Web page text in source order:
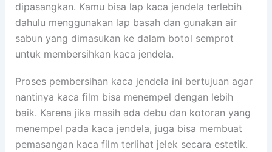
dipasangkan. Kamu bisa lap kaca jendela terlebih
dahulu menggunakan lap basah dan gunakan air
sabun yang dimasukan ke dalam botol semprot
untuk membersihkan kaca jendela.
Proses pembersihan kaca jendela ini bertujuan agar
nantinya kaca film bisa menempel dengan lebih
baik. Karena jika masih ada debu dan kotoran yang
menempel pada kaca jendela, juga bisa membuat
pemasangan kaca film terlihat jelek secara estetik.